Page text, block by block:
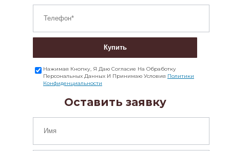
Купить
Нажимая Кнопку, Я Даю Согласие На Обработку
Персональных Данных И Принимаю Условия Политики
Конфиденциальности
Оставить заявку